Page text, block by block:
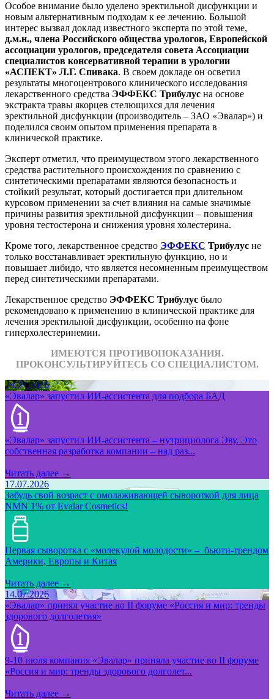
Особое внимание было уделено эректильной дисфункции и
новым альтернативным подходам к ее лечению. Большой
интерес вызвал доклад известного эксперта по этой теме,
д.м.н., члена Российского общества урологов, Европейской
ассоциации урологов, председателя совета Ассоциации
специалистов консервативной терапии в урологии
«АСПЕКТ» Л.Г. Спивака. В своем докладе он осветил
результаты многоцентрового клинического исследования
лекарственного средства ЭФФЕКС Трибулус на основе
экстракта травы якорцев стелющихся для лечения
эректильной дисфункции (производитель – ЗАО «Эвалар») и
поделился своим опытом применения препарата в
клинической практике.
Эксперт отметил, что преимуществом этого лекарственного
средства растительного происхождения по сравнению с
синтетическими препаратами являются безопасность и
стойкий результат, который достигается при длительном
курсовом применении за счет влияния на самые значимые
причины развития эректильной дисфункции – повышения
уровня тестостерона и снижения уровня холестерина.
Кроме того, лекарственное средство ЭФФЕКС Трибулус не
только восстанавливает эректильную функцию, но и
повышает либидо, что является несомненным преимуществом
перед синтетическими препаратами.
Лекарственное средство ЭФФЕКС Трибулус было
рекомендовано к применению в клинической практике для
лечения эректильной дисфункции, особенно на фоне
гиперхолестеринемии.
ИМЕЮТСЯ ПРОТИВОПОКАЗАНИЯ.
ПРОКОНСУЛЬТИРУЙТЕСЬ СО СПЕЦИАЛИСТОМ.
28.07.2026
«Эвалар» запустил ИИ-ассистента для подбора БАД
«Эвалар» запустил ИИ-ассистента – нутрициолога Эву. Это
собственная разработка компании – над раз...
Читать далее →
17.07.2026
Забудь свой возраст с омолаживающей сывороткой для лица
NMN 1% от Evalar Cosmetics!
Первая сыворотка с «молекулой молодости» – бьюти-трендом
Америки, Европы и Китая
Читать далее →
14.07.2026
«Эвалар» принял участие во II форуме «Россия и мир: тренды
здорового долголетия»
9-10 июля компания «Эвалар» приняла участие во II форуме
«Россия и мир: тренды здорового долголет...
Читать далее →